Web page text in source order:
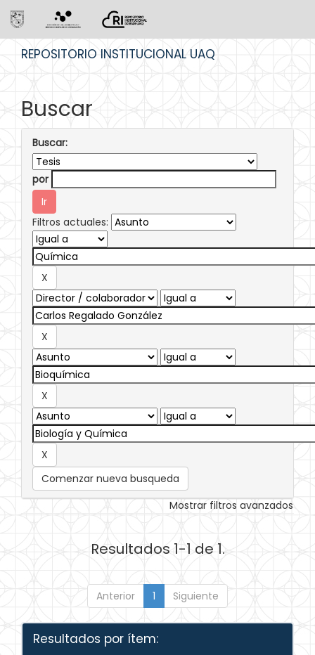
REPOSITORIO INSTITUCIONAL UAQ
Buscar
Buscar:
por
Filtros actuales:
Comenzar nueva busqueda
Mostrar filtros avanzados
Resultados 1-1 de 1.
Anterior 1 Siguiente
Resultados por ítem: